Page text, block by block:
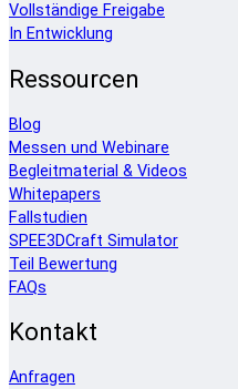
Vollständige Freigabe
In Entwicklung
Ressourcen
Blog
Messen und Webinare
Begleitmaterial & Videos
Whitepapers
Fallstudien
SPEE3DCraft Simulator
Teil Bewertung
FAQs
Kontakt
Anfragen